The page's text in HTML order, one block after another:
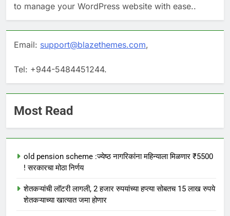
to manage your WordPress website with ease..
Email: support@blazethemes.com,
Tel: +944-5484451244.
Most Read
old pension scheme :ज्येष्ठ नागरिकांना महिन्याला मिळणार ₹5500
! सरकारचा मोठा निर्णय
शेतकऱ्यांची लॉटरी लागली, 2 हजार रुपयांच्या हप्त्या सोबतच 15 लाख रुपये
शेतकऱ्याच्या खात्यात जमा होणार